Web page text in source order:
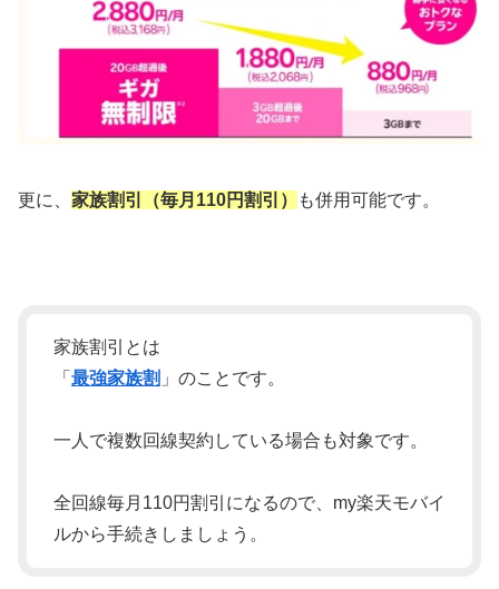
更に、 家族割引（毎月110円割引） も併用可能です。
家族割引とは
「 最強家族割 」のことです。
一人で複数回線契約している場合も対象です。
全回線毎月110円割引になるので、my楽天モバイ
ルから手続きしましょう。